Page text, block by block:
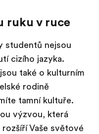
ruku v ruce
studentů nejsou
cizího jazyka.
také o kulturním
rodině
tamní kultuře.
výzvou, která
Vaše světové